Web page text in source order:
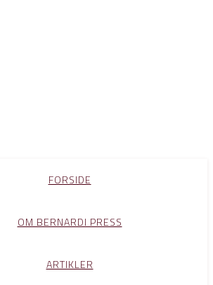
FORSIDE
OM BERNARDI PRESS
ARTIKLER